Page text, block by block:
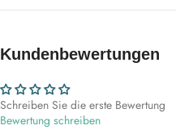
Kundenbewertungen
Schreiben Sie die erste Bewertung
Bewertung schreiben